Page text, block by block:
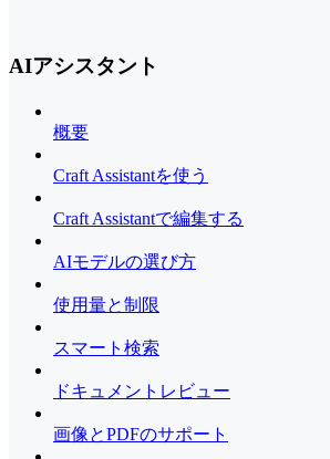
AIアシスタント
概要
Craft Assistantを使う
Craft Assistantで編集する
AIモデルの選び方
使用量と制限
スマート検索
ドキュメントレビュー
画像とPDFのサポート